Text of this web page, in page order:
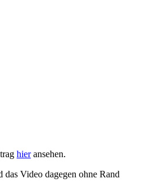
hieransehen.
Video dagegen ohne Rand